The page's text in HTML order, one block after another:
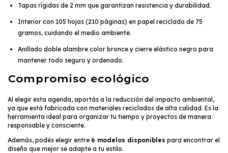
Tapas rígidas de 2 mm que garantizan resistencia y durabilidad.
Interior con 105 hojas (210 páginas) en papel reciclado de 75
gramos, cuidando el medio ambiente.
Anillado doble alambre color bronce y cierre elástico negro para
mantener todo seguro y ordenado.
Compromiso ecológico
Al elegir esta agenda, aportás a la reducción del impacto ambiental,
ya que está fabricada con materiales reciclados de alta calidad. Es la
herramienta ideal para organizar tu tiempo y proyectos de manera
responsable y consciente.
Además, podés elegir entre 6 modelos disponibles para encontrar el
diseño que mejor se adapte a tu estilo.